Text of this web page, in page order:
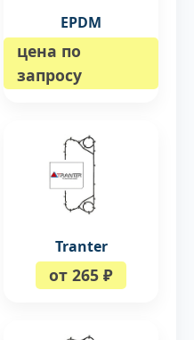
EPDM
цена по
запросу
Tranter
от 265 ₽